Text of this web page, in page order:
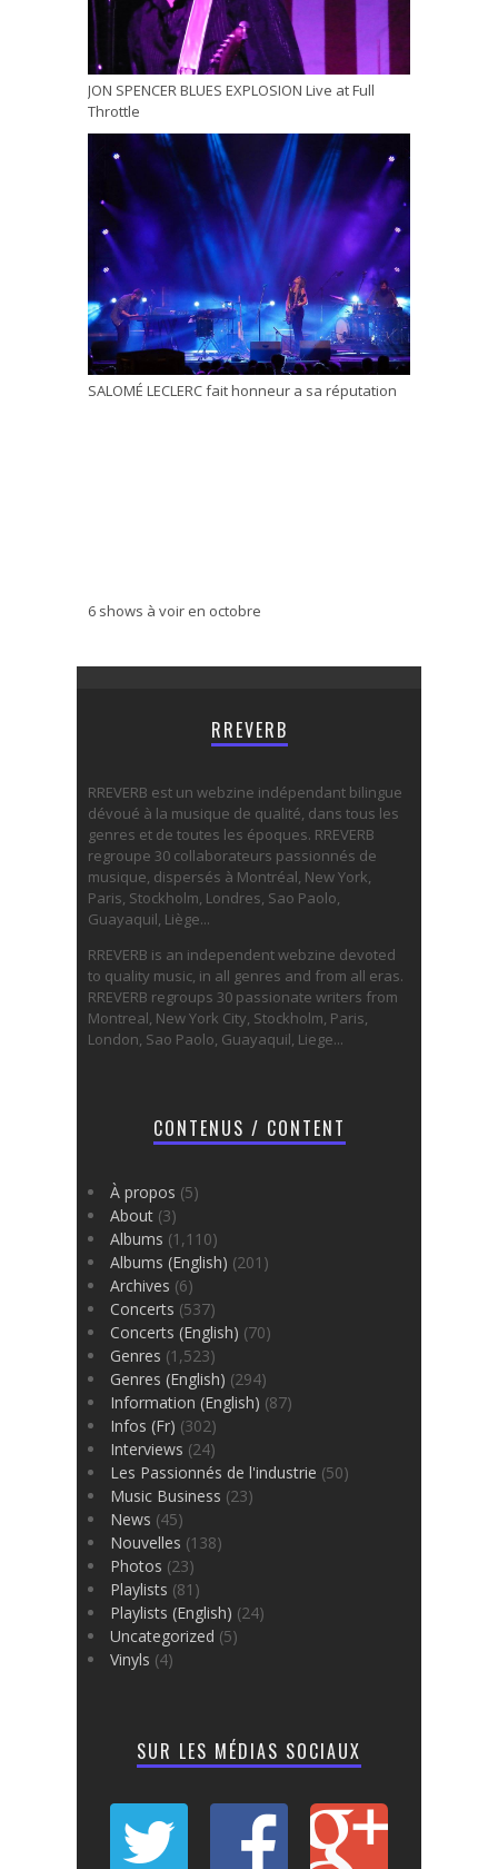
JON SPENCER BLUES EXPLOSION Live at Full
Throttle
SALOMÉ LECLERC fait honneur a sa réputation
6 shows à voir en octobre
RREVERB
RREVERB est un webzine indépendant bilingue
dévoué à la musique de qualité, dans tous les
genres et de toutes les époques. RREVERB
regroupe 30 collaborateurs passionnés de
musique, dispersés à Montréal, New York,
Paris, Stockholm, Londres, Sao Paolo,
Guayaquil, Liège...
RREVERB is an independent webzine devoted
to quality music, in all genres and from all eras.
RREVERB regroups 30 passionate writers from
Montreal, New York City, Stockholm, Paris,
London, Sao Paolo, Guayaquil, Liege...
CONTENUS / CONTENT
À propos (5)
About (3)
Albums (1,110)
Albums (English) (201)
Archives (6)
Concerts (537)
Concerts (English) (70)
Genres (1,523)
Genres (English) (294)
Information (English) (87)
Infos (Fr) (302)
Interviews (24)
Les Passionnés de l'industrie (50)
Music Business (23)
News (45)
Nouvelles (138)
Photos (23)
Playlists (81)
Playlists (English) (24)
Uncategorized (5)
Vinyls (4)
SUR LES MÉDIAS SOCIAUX